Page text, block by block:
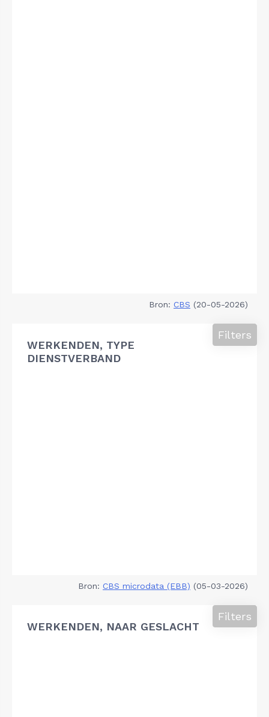
Bron: CBS (20-05-2026)
WERKENDEN, TYPE
DIENSTVERBAND
Filters
Bron: CBS microdata (EBB) (05-03-2026)
WERKENDEN, NAAR GESLACHT
Filters